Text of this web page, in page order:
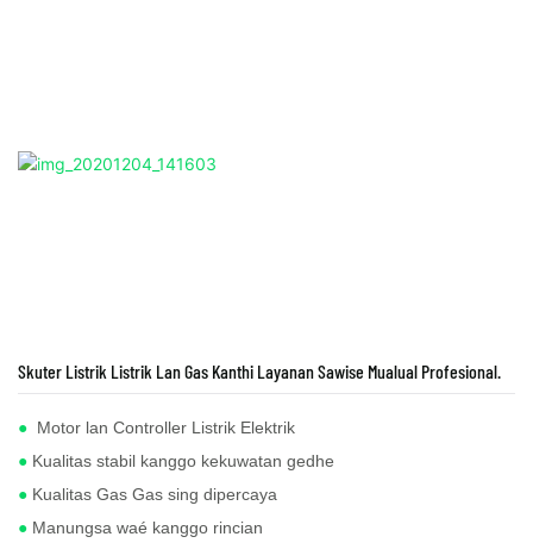
Skuter Listrik Listrik Lan Gas Kanthi Layanan Sawise Mualual Profesional.
● Motor lan Controller Listrik Elektrik
● Kualitas stabil kanggo kekuwatan gedhe
● Kualitas Gas Gas sing dipercaya
● Manungsa waé kanggo rincian